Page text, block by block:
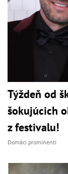
Týždeň od
šokujúcich
z festivalu!
Domáci prominenti